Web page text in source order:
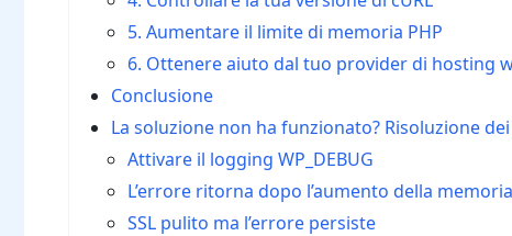
5. Aumentare il limite di memoria PHP
6. Ottenere aiuto dal tuo provider di hosting
Conclusione
La soluzione non ha funzionato? Risoluzione
Attivare il logging WP_DEBUG
L’errore ritorna dopo l’aumento della
SSL pulito ma l’errore persiste